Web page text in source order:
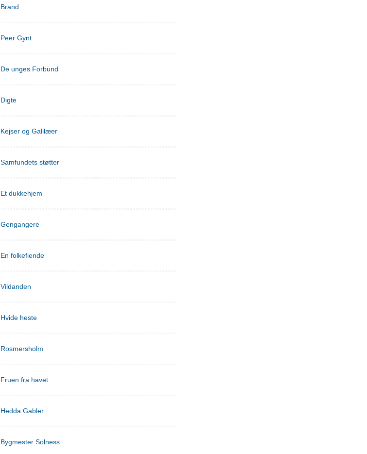
Brand
Peer Gynt
De unges Forbund
Digte
Kejser og Galilæer
Samfundets støtter
Et dukkehjem
Gengangere
En folkefiende
Vildanden
Hvide heste
Rosmersholm
Fruen fra havet
Hedda Gabler
Bygmester Solness